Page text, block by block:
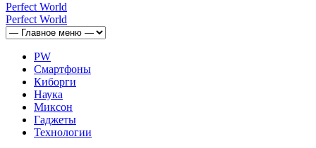
Perfect World
Perfect World
PW
Смартфоны
Киборги
Наука
Миксон
Гаджеты
Технологии